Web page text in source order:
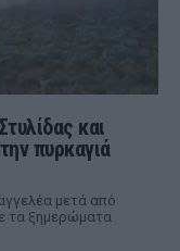
και
πυρκαγιά
μετά από
τα ξημερώματα